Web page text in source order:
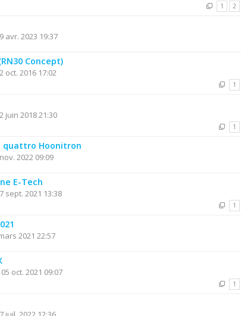
1 2
avr. 2023 19:37
Concept)
oct. 2016 17:02
1
juin 2018 21:30
1
quattro Hoonitron
2022 09:09
E-Tech
sept. 2021 13:38
1
2021 22:57
05 oct. 2021 09:07
1